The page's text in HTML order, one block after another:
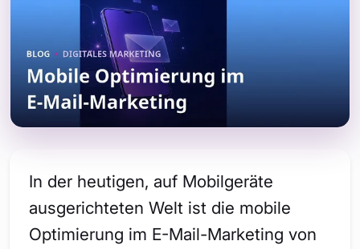
In der heutigen, auf Mobilgeräte
ausgerichteten Welt ist die mobile
Optimierung im E-Mail-Marketing von